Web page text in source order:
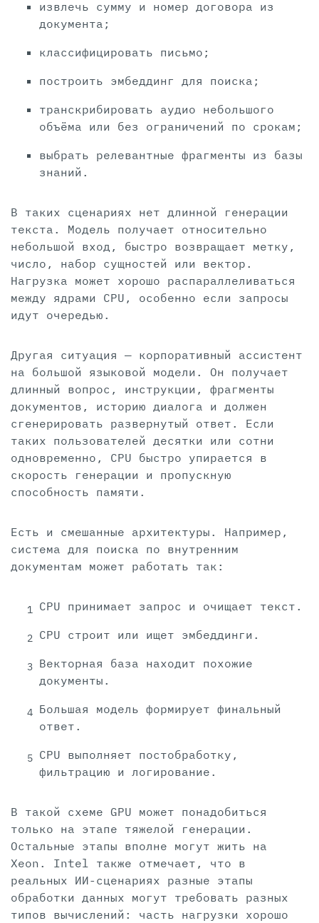
извлечь сумму и номер договора из
документа;
классифицировать письмо;
построить эмбеддинг для поиска;
транскрибировать аудио небольшого
объёма или без ограничений по срокам;
выбрать релевантные фрагменты из базы
знаний.
В таких сценариях нет длинной генерации
текста. Модель получает относительно
небольшой вход, быстро возвращает метку,
число, набор сущностей или вектор.
Нагрузка может хорошо распараллеливаться
между ядрами CPU, особенно если запросы
идут очередью.
Другая ситуация — корпоративный ассистент
на большой языковой модели. Он получает
длинный вопрос, инструкции, фрагменты
документов, историю диалога и должен
сгенерировать развернутый ответ. Если
таких пользователей десятки или сотни
одновременно, CPU быстро упирается в
скорость генерации и пропускную
способность памяти.
Есть и смешанные архитектуры. Например,
система для поиска по внутренним
документам может работать так:
CPU принимает запрос и очищает текст.
CPU строит или ищет эмбеддинги.
Векторная база находит похожие
документы.
Большая модель формирует финальный
ответ.
CPU выполняет постобработку,
фильтрацию и логирование.
В такой схеме GPU может понадобиться
только на этапе тяжелой генерации.
Остальные этапы вполне могут жить на
Xeon. Intel также отмечает, что в
реальных ИИ-сценариях разные этапы
обработки данных могут требовать разных
типов вычислений: часть нагрузки хорошо